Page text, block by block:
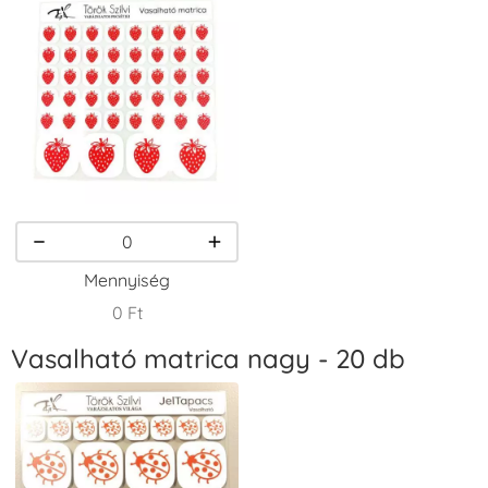
Fenyőzöld
+1.380 Ft
Gránátalma
+790 Ft
Tintapárna -
+1.380 Ft
Tintapárna -
Kukoricasárga
+1.380 Ft
VersaCraft
Tintapárna -
Orgonalila
VersaCraft
Tintapárna -
Rózsaszín
Mennyiség
0 Ft
Vasalható matrica nagy - 20 db